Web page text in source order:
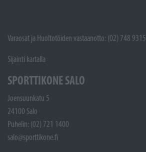
Varaosat ja Huoltotöiden vastaanotto: (02) 748 9315
Sijainti kartalla
SPORTTIKONE SALO
Joensuunkatu 5
24100 Salo
Puhelin: (02) 721 1400
salo@sporttikone.fi